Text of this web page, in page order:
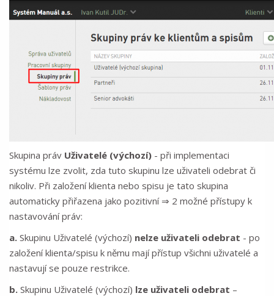
Skupina práv Uživatelé (výchozí) - při implementaci
systému lze zvolit, zda tuto skupinu lze uživateli odebrat či
nikoliv. Při založení klienta nebo spisu je tato skupina
automaticky přiřazena jako pozitivní ⇒ 2 možné přístupy k
nastavování práv:
a. Skupinu Uživatelé (výchozí) nelze uživateli odebrat - po
založení klienta/spisu k němu mají přístup všichni uživatelé a
nastavují se pouze restrikce.
b. Skupinu Uživatelé (výchozí) lze uživateli odebrat –